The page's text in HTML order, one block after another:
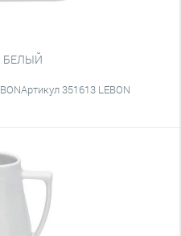
БЕЛЫЙ
351613 LEBON